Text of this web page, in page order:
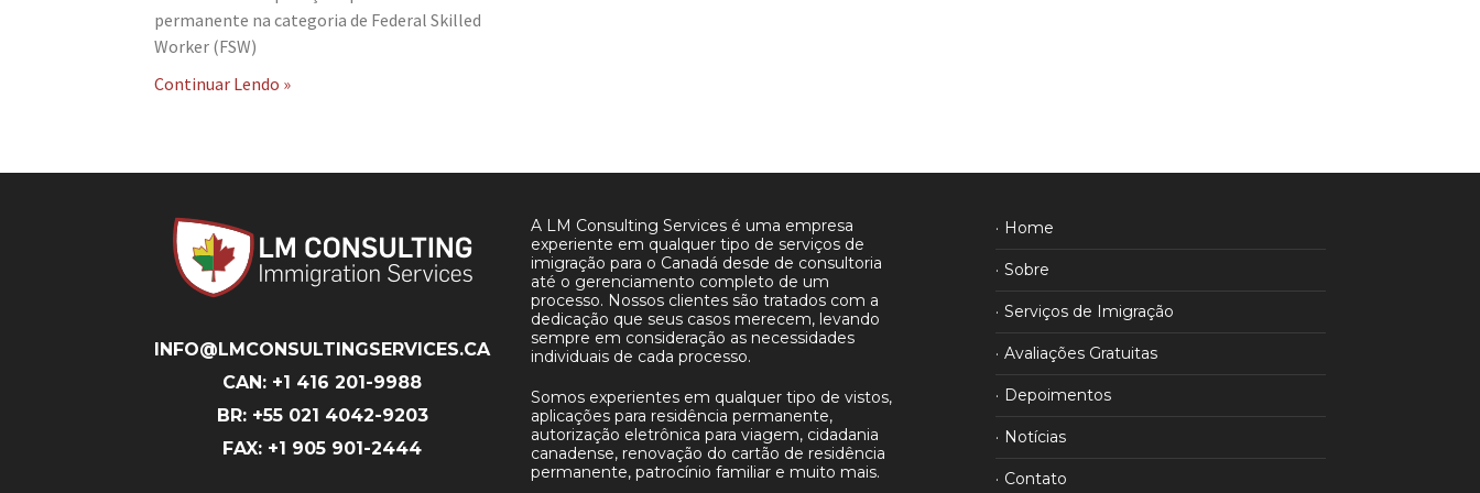
permanente na categoria de Federal Skilled
Worker (FSW)
Continuar Lendo »
INFO@LMCONSULTINGSERVICES.CA
CAN: +1 416 201-9988
BR: +55 021 4042-9203
FAX: +1 905 901-2444
A LM Consulting Services é uma empresa
experiente em qualquer tipo de serviços de
imigração para o Canadá desde de consultoria
até o gerenciamento completo de um
processo. Nossos clientes são tratados com a
dedicação que seus casos merecem, levando
sempre em consideração as necessidades
individuais de cada processo.
Somos experientes em qualquer tipo de vistos,
aplicações para residência permanente,
autorização eletrônica para viagem, cidadania
canadense, renovação do cartão de residência
permanente, patrocínio familiar e muito mais.
Home
Sobre
Serviços de Imigração
Avaliações Gratuitas
Depoimentos
Notícias
Contato